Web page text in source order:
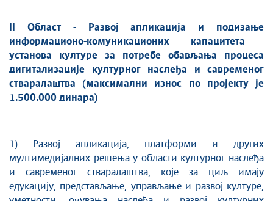
Област - Развој апликација и подизање
информационо-комуникационих капацитета
установа културе за потребе обављања процеса
дигитализације културног наслеђа и савременог
стваралаштва (максимални износ по пројектује
1.500.000 динара)
1) Развој апликација, платформи и других
мултимедијалних решења у области културног наслеђа
и савременог стваралаштва, које за циљ имају
едукацију, представљање, управљање и развој културе,